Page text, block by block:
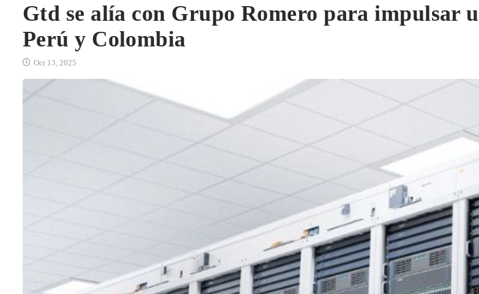
Gtd se alía con Grupo Romero para impulsar
Perú y Colombia
Oct 13, 2025